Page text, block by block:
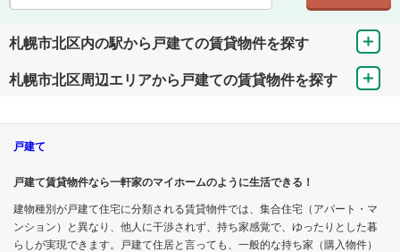
札幌市北区内の駅から戸建ての賃貸物件を探す
札幌市北区周辺エリアから戸建ての賃貸物件を探す
戸建て
戸建て賃貸物件なら一軒家のマイホームのように生活できる！
建物種別が戸建て住宅に分類される賃貸物件では、集合住宅（アパート・マ
ンション）と異なり、他人に干渉されず、持ち家感覚で、ゆったりとした暮
らしが実現できます。戸建て住居と言っても、一般的な持ち家（購入物件）